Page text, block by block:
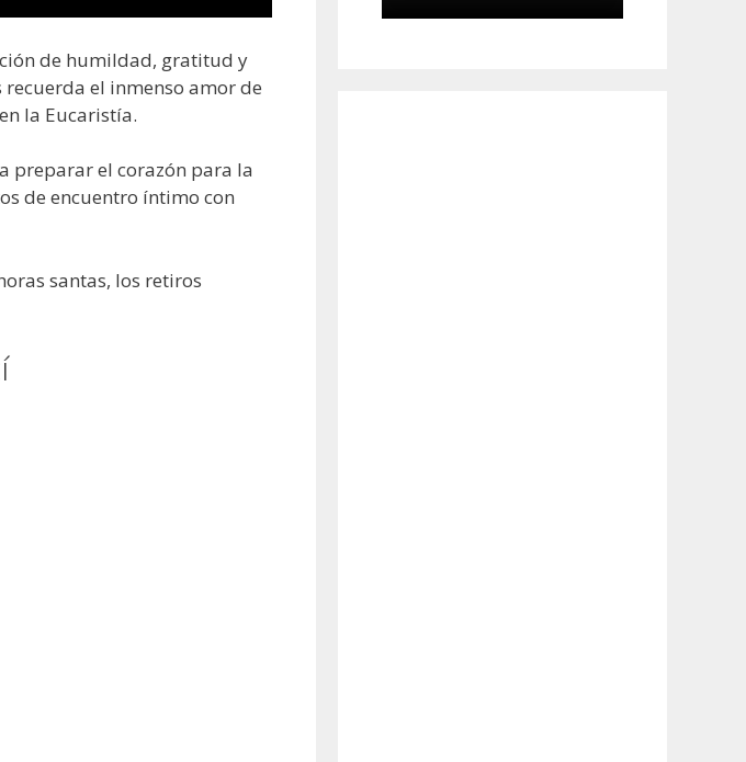
de humildad, gratitud y
recuerda el inmenso amor de
la Eucaristía.
preparar el corazón para la
de encuentro íntimo con
santas, los retiros